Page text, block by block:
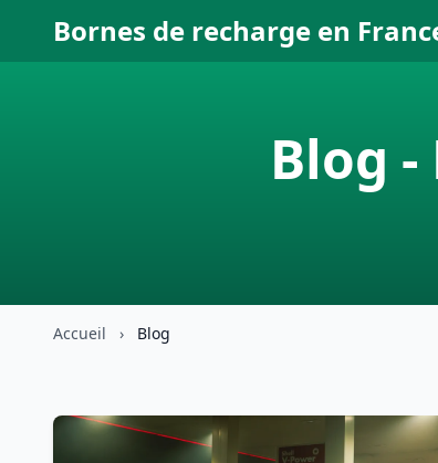
Bornes de recharge en
Blog
Accueil › Blog